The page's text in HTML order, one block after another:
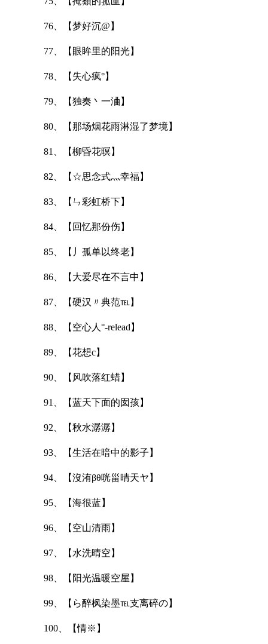
76、【梦好沉@】
77、【眼眸里的阳光】
78、【失心疯°】
79、【独奏丶一浀】
80、【那场烟花雨淋湿了梦境】
81、【柳昏花暝】
82、【☆思念式灬幸福】
83、【ㄣ彩虹桥下】
84、【回忆那份伤】
85、【丿孤单以终老】
86、【大爱尽在不言中】
87、【硬汉〃典范℡】
88、【空心人°-relead】
89、【花想c】
90、【风吹落红蜡】
91、【蓝天下面的囡孩】
92、【秋水潺潺】
93、【生活在暗中的影子】
94、【沒洧βθ咣甾晴天ヤ】
95、【海很蓝】
96、【空山清雨】
97、【水洗晴空】
98、【阳光温暖空屋】
99、【ら醉枫染墨℡支离碎の】
100、【情※】